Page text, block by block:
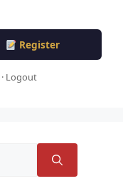
Register
· Logout